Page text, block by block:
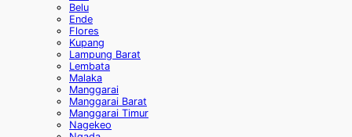
Belu
Ende
Flores
Kupang
Lampung Barat
Lembata
Malaka
Manggarai
Manggarai Barat
Manggarai Timur
Nagekeo